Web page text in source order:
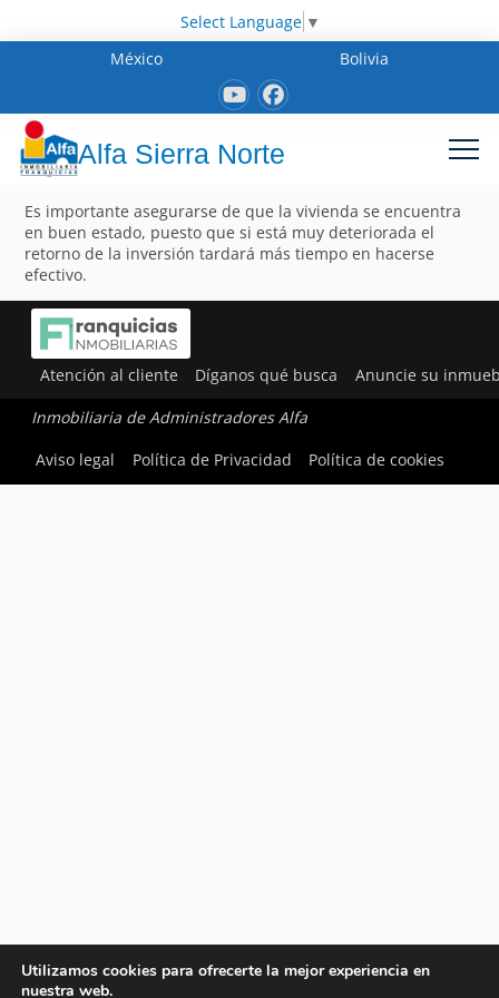
Select Language ▼
México
Bolivia
Alfa Sierra Norte
Es importante asegurarse de que la vivienda se encuentra
en buen estado, puesto que si está muy deteriorada el
retorno de la inversión tardará más tiempo en hacerse
efectivo.
Atención al cliente Díganos qué busca Anuncie su
Inmobiliaria de Administradores Alfa
Aviso legal
Política de Privacidad Política de cookies
Utilizamos cookies para ofrecerte la mejor experiencia en
nuestra web.